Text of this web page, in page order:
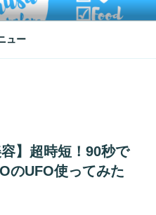
SALONE
ュー
】超時短！90秒で
のUFO使ってみた